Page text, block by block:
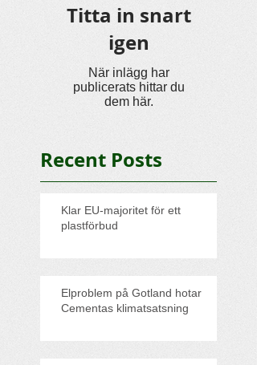
Recent Posts
Titta in snart
igen
När inlägg har
publicerats hittar du
dem här.
Klar EU-majoritet för ett
plastförbud
Elproblem på Gotland hotar
Cementas klimatsatsning